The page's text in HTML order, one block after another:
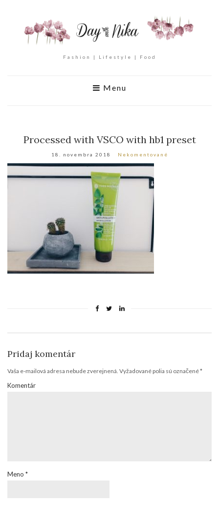
Fashion | Lifestyle | Food
Menu
Processed with VSCO with hb1 preset
18. novembra 2018 Nekomentované
Pridaj komentár
Vaša e-mailová adresa nebude zverejnená. Vyžadované polia sú označené*
Komentár
Meno *